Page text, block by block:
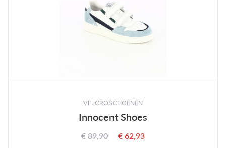
VELCROSCHOENEN
Innocent Shoes
€ 89,90 € 62,93